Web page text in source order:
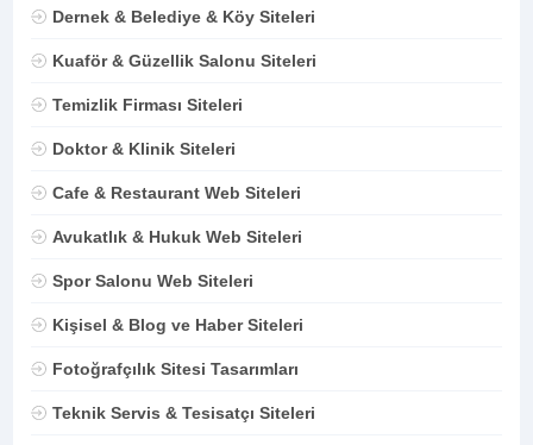
Dernek & Belediye & Köy Siteleri
Kuaför & Güzellik Salonu Siteleri
Temizlik Firması Siteleri
Doktor & Klinik Siteleri
Cafe & Restaurant Web Siteleri
Avukatlık & Hukuk Web Siteleri
Spor Salonu Web Siteleri
Kişisel & Blog ve Haber Siteleri
Fotoğrafçılık Sitesi Tasarımları
Teknik Servis & Tesisatçı Siteleri